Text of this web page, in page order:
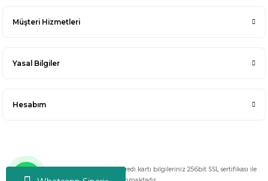
Müşteri Hizmetleri
Yasal Bilgiler
Hesabım
Copyright 2025 © Her hakkı saklıdır. Kredi kartı bilgileriniz 256bit SSL sertifikası ile